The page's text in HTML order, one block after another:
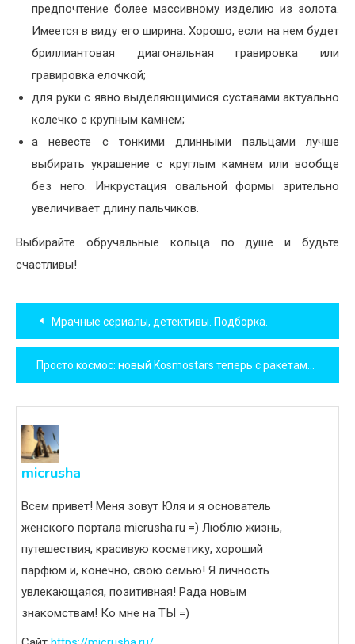
предпочтение более массивному изделию из золота.
Имеется в виду его ширина. Хорошо, если на нем будет
бриллиантовая диагональная гравировка или
гравировка елочкой;
для руки с явно выделяющимися суставами актуально
колечко с крупным камнем;
а невесте с тонкими длинными пальцами лучше
выбирать украшение с круглым камнем или вообще
без него. Инкрустация овальной формы зрительно
увеличивает длину пальчиков.
Выбирайте обручальные кольца по душе и будьте
счастливы!
Навигация
по
записям
Мрачные сериалы, детективы. Подборка.
micrusha
Всем привет! Меня зовут Юля и я основатель
женского портала micrusha.ru =) Люблю жизнь,
путешествия, красивую косметику, хороший
парфюм и, конечно, свою семью! Я личность
увлекающаяся, позитивная! Рада новым
знакомствам! Ко мне на ТЫ =)